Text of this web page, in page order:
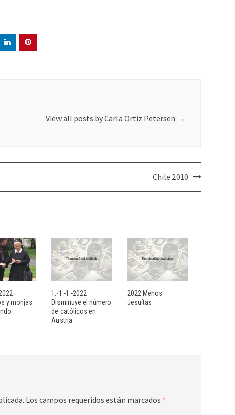
View all posts by Carla Ortiz Petersen →
Chile 2010
y monjas
1.-1.-1.-2022
Disminuye el número
de católicos en
Austria
2022 Menos
Jesuítas
Los campos requeridos están marcados *